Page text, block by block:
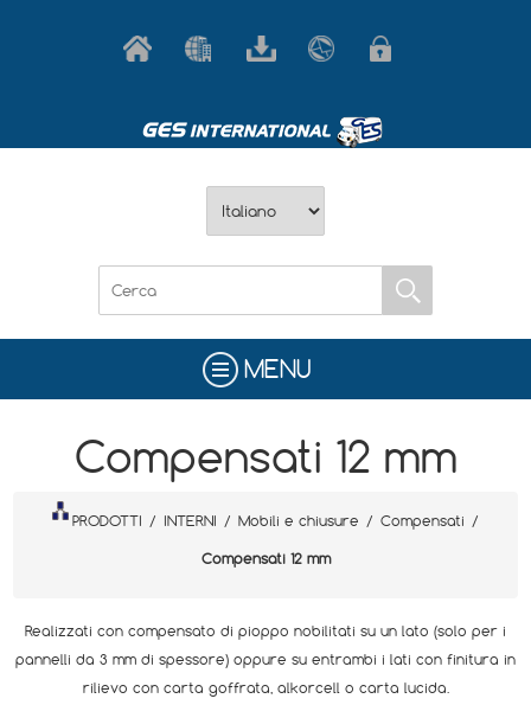
MENU
Compensati 12 mm
PRODOTTI / INTERNI / Mobili e chiusure / Compensati /
Compensati 12 mm
Realizzati con compensato di pioppo nobilitati su un lato (solo per i
pannelli da 3 mm di spessore) oppure su entrambi i lati con finitura in
rilievo con carta goffrata, alkorcell o carta lucida.